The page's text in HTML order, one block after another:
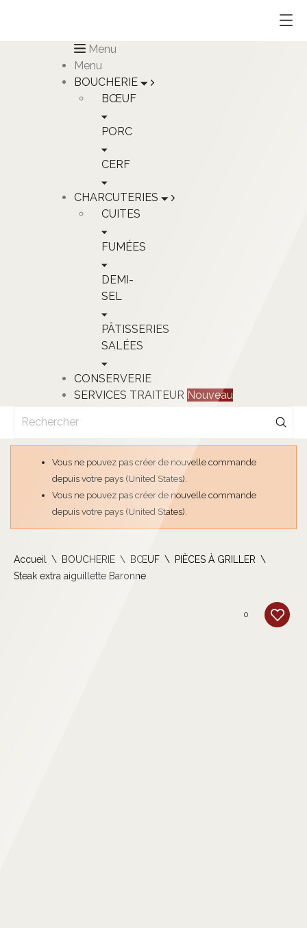
Menu
Menu
BOUCHERIE
BŒUF
PORC
CERF
CHARCUTERIES
CUITES
FUMÉES
DEMI-
SEL
PÂTISSERIES
SALÉES
CONSERVERIE
SERVICES TRAITEUR Nouveau
Vous ne pouvez pas créer de nouvelle commande
depuis votre pays (United States).
Vous ne pouvez pas créer de nouvelle commande
depuis votre pays (United States).
Accueil BOUCHERIE BŒUF
PIÈCES À GRILLER
Steak extra aiguillette Baronne
0